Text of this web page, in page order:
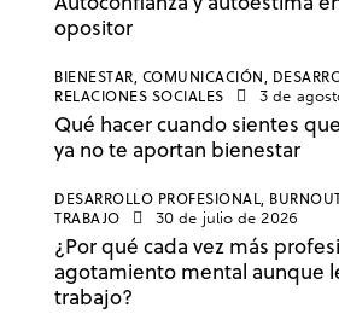
opositor
BIENESTAR, COMUNICACIÓN,
RELACIONES SOCIALES
3 de
Qué hacer cuando sientes
ya no te aportan bienestar
DESARROLLO PROFESIONAL,
TRABAJO
30 de julio de 2026
¿Por qué cada vez más
agotamiento mental aunque
trabajo?